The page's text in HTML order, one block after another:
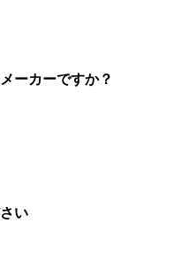
ーカーですか？
い